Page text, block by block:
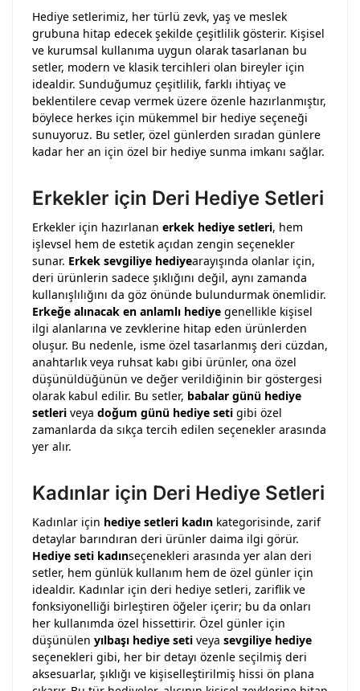
Hediye setlerimiz, her türlü zevk, yaş ve meslek
grubuna hitap edecek şekilde çeşitlilik gösterir. Kişisel
ve kurumsal kullanıma uygun olarak tasarlanan bu
setler, modern ve klasik tercihleri olan bireyler için
idealdir. Sunduğumuz çeşitlilik, farklı ihtiyaç ve
beklentilere cevap vermek üzere özenle hazırlanmıştır,
böylece herkes için mükemmel bir hediye seçeneği
sunuyoruz. Bu setler, özel günlerden sıradan günlere
kadar her an için özel bir hediye sunma imkanı sağlar.
Erkekler için Deri Hediye Setleri
Erkekler için hazırlanan erkek hediye setleri, hem
işlevsel hem de estetik açıdan zengin seçenekler
sunar. Erkek sevgiliye hediyearayışında olanlar için,
deri ürünlerin sadece şıklığını değil, aynı zamanda
kullanışlılığını da göz önünde bulundurmak önemlidir.
Erkeğe alınacak en anlamlı hediye genellikle kişisel
ilgi alanlarına ve zevklerine hitap eden ürünlerden
oluşur. Bu nedenle, isme özel tasarlanmış deri cüzdan,
anahtarlık veya ruhsat kabı gibi ürünler, ona özel
düşünüldüğünün ve değer verildiğinin bir göstergesi
olarak kabul edilir. Bu setler, babalar günü hediye
setleri veya doğum günü hediye seti gibi özel
zamanlarda da sıkça tercih edilen seçenekler arasında
yer alır.
Kadınlar için Deri Hediye Setleri
Kadınlar için hediye setleri kadın kategorisinde, zarif
detaylar barındıran deri ürünler daima ilgi görür.
Hediye seti kadınseçenekleri arasında yer alan deri
setler, hem günlük kullanım hem de özel günler için
idealdir. Kadınlar için deri hediye setleri, zariflik ve
fonksiyonelliği birleştiren öğeler içerir; bu da onları
her kullanımda özel hissettirir. Özel günler için
düşünülen yılbaşı hediye seti veya sevgiliye hediye
seçenekleri gibi, her bir detayı özenle seçilmiş deri
aksesuarlar, şıklığı ve kişiselleştirilmiş hissi ön plana